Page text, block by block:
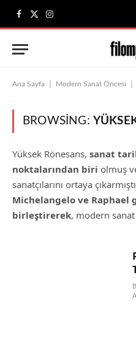
Facebook
X
(Twitter)
Instagram
Ana Sayfa Modern Sanat Öncesi
BROWSING:
Yüksek Rönesans, sanat
noktalarından biri olmuş
sanatçılarını ortaya
Michelangelo ve Raphael
birleştirerek, modern